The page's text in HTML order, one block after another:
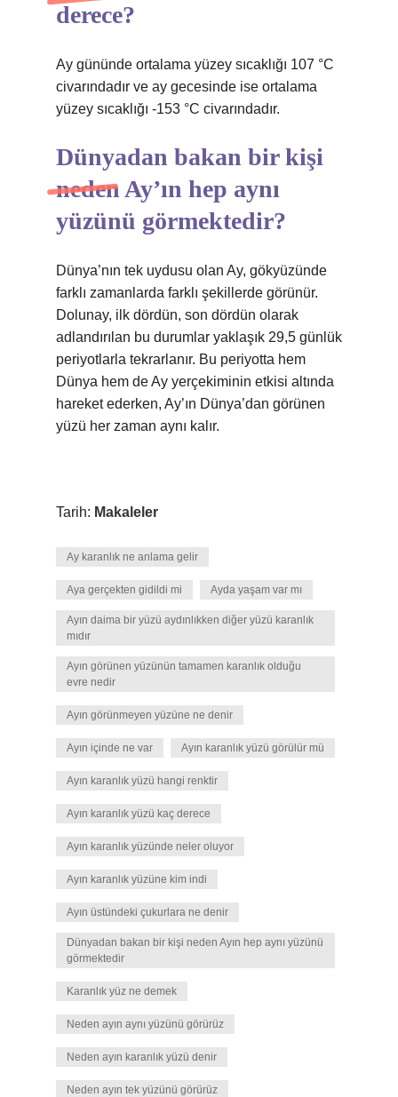
derece?
Ay gününde ortalama yüzey sıcaklığı 107 °C
civarındadır ve ay gecesinde ise ortalama
yüzey sıcaklığı -153 °C civarındadır.
Dünyadan bakan bir kişi
neden Ay’ın hep aynı
yüzünü görmektedir?
Dünya’nın tek uydusu olan Ay, gökyüzünde
farklı zamanlarda farklı şekillerde görünür.
Dolunay, ilk dördün, son dördün olarak
adlandırılan bu durumlar yaklaşık 29,5 günlük
periyotlarla tekrarlanır. Bu periyotta hem
Dünya hem de Ay yerçekiminin etkisi altında
hareket ederken, Ay’ın Dünya’dan görünen
yüzü her zaman aynı kalır.
Tarih: Makaleler
Ay karanlık ne anlama gelir
Aya gerçekten gidildi mi Ayda yaşam var mı
Ayın daima bir yüzü aydınlıkken diğer yüzü karanlık
mıdır
Ayın görünen yüzünün tamamen karanlık olduğu
evre nedir
Ayın görünmeyen yüzüne ne denir
Ayın içinde ne var Ayın karanlık yüzü görülür mü
Ayın karanlık yüzü hangi renktir
Ayın karanlık yüzü kaç derece
Ayın karanlık yüzünde neler oluyor
Ayın karanlık yüzüne kim indi
Ayın üstündeki çukurlara ne denir
Dünyadan bakan bir kişi neden Ayın hep aynı yüzünü
görmektedir
Karanlık yüz ne demek
Neden ayın aynı yüzünü görürüz
Neden ayın karanlık yüzü denir
Neden ayın tek yüzünü görürüz